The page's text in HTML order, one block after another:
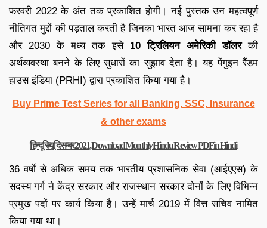
फरवरी 2022 के अंत तक प्रकाशित होगी। नई पुस्तक उन महत्वपूर्ण
नीतिगत मुद्दों की पड़ताल करती है जिनका भारत आज सामना कर रहा है
और 2030 के मध्य तक इसे 10 ट्रिलियन अमेरिकी डॉलरकी
अर्थव्यवस्था बनने के लिए सुधारों का सुझाव देता है। यह पेंगुइन रैंडम
हाउस इंडिया (PRHI) द्वारा प्रकाशित किया गया है।
Buy Prime Test Series for all Banking, SSC, Insurance
& other exams
हिन्दू रिव्यू दिसम्बर 2021, Download Monthly Hindu Review PDF in Hindi
36 वर्षों से अधिक समय तक भारतीय प्रशासनिक सेवा (आईएएस) के
सदस्य गर्ग ने केंद्र सरकार और राजस्थान सरकार दोनों के लिए विभिन्न
प्रमुख पदों पर कार्य किया है। उन्हें मार्च 2019 में वित्त सचिव नामित
किया गया था।